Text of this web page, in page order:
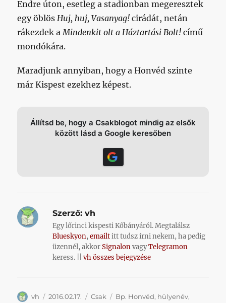
Endre úton, esetleg a stadionban megeresztek
egy öblösHuj, huj, Vasanyag!cirádát, netán
rákezdek aMindenkit olt a Háztartási Bolt! című
mondókára.
Maradjunk annyiban, hogy a Honvéd szinte
már Kispest ezekhez képest.
Állítsd be, hogy a Csakblogot mindig az elsők
között lásd a Google keresőben
Szerző: vh
Egy lőrinci kispesti Kőbányáról. Megtalálsz
Blueskyon,emailtitt tudsz írni nekem, ha pedig
üzennél, akkorSignalonvagyTelegramon
keress. ||vh összes bejegyzése
Szerző
vh Közzétéve
2016.02.17. Kategória
Csak Címke
Bp. Honvéd, hülyenév,